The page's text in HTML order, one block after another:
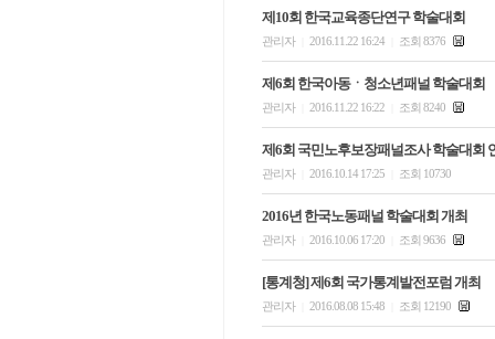
제10회 한국교육종단연구 학술대회
관리자 2016.11.22 16:24 조회 8376
제6회 한국아동ㆍ청소년패널 학술대회
관리자 2016.11.22 16:22 조회 8240
제6회 국민노후보장패널조사 학술대회
관리자 2016.10.14 17:25 조회 10730
2016년 한국노동패널 학술대회 개최
관리자 2016.10.06 17:20 조회 9636
[통계청] 제6회 국가통계발전포럼 개최
관리자 2016.08.08 15:48 조회 12190